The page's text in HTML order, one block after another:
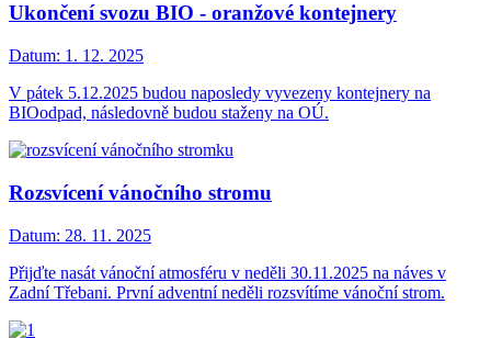
Ukončení svozu BIO - oranžové kontejnery
Datum: 1. 12. 2025
V pátek 5.12.2025 budou naposledy vyvezeny kontejnery na
BIOodpad, následovně budou staženy na OÚ.
Rozsvícení vánočního stromu
Datum: 28. 11. 2025
Přijďte nasát vánoční atmosféru v neděli 30.11.2025 na náves v
Zadní Třebani. První adventní neděli rozsvítíme vánoční strom.